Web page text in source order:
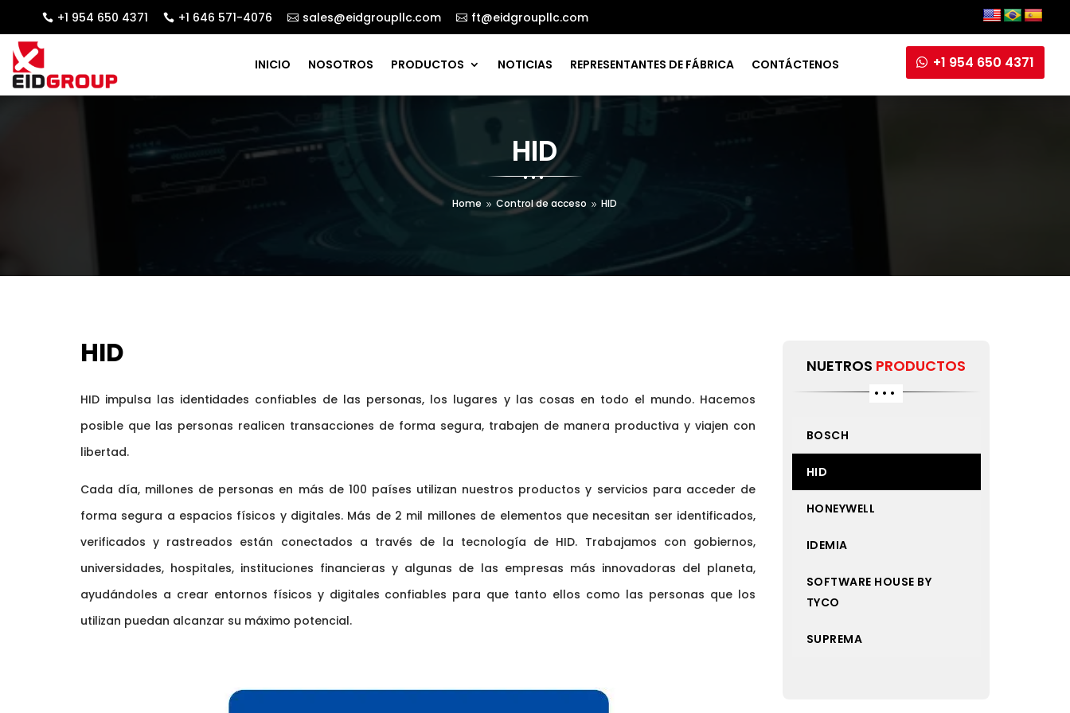
 +1 954 650 4371  +1 646 571-4076  sales@eidgroupllc.com  ft@eidgroupllc.com
INICIO NOSOTROS PRODUCTOS NOTICIAS REPRESENTANTES DE FÁBRICA CONTÁCTENOS +1 954 650 4371
HID
Home 9 Control de acceso 9 HID
HID
HID impulsa las identidades confiables de las personas, los lugares y las cosas en todo el mundo. Hacemos
posible que las personas realicen transacciones de forma segura, trabajen de manera productiva y viajen con
libertad.
Cada día, millones de personas en más de 100 países utilizan nuestros productos y servicios para acceder de
forma segura a espacios físicos y digitales. Más de 2 mil millones de elementos que necesitan ser identificados,
verificados y rastreados están conectados a través de la tecnología de HID. Trabajamos con gobiernos,
universidades, hospitales, instituciones financieras y algunas de las empresas más innovadoras del planeta,
ayudándoles a crear entornos físicos y digitales confiables para que tanto ellos como las personas que los
utilizan puedan alcanzar su máximo potencial.
NUETROS PRODUCTOS
BOSCH
HID
HONEYWELL
IDEMIA
SOFTWARE HOUSE BY
TYCO
SUPREMA